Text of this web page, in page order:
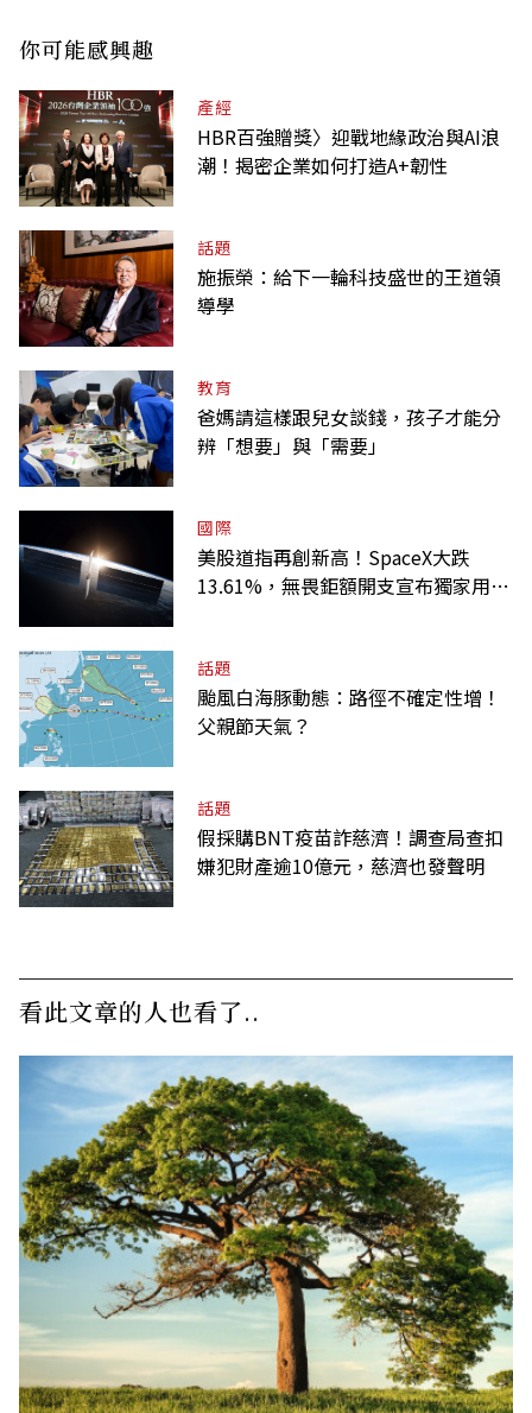
你可能感興趣
產經
HBR百強贈獎〉迎戰地緣政治與AI浪
潮！揭密企業如何打造A+韌性
話題
施振榮：給下一輪科技盛世的王道領
導學
教育
爸媽請這樣跟兒女談錢，孩子才能分
辨「想要」與「需要」
國際
美股道指再創新高！SpaceX大跌
13.61%，無畏鉅額開支宣布獨家用輝
話題
颱風白海豚動態：路徑不確定性增！
父親節天氣？
話題
假採購BNT疫苗詐慈濟！調查局查扣
嫌犯財產逾10億元，慈濟也發聲明
看此文章的人也看了..